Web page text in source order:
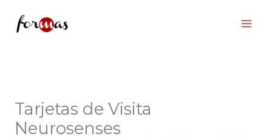
Tarjetas de Visita
Neurosenses